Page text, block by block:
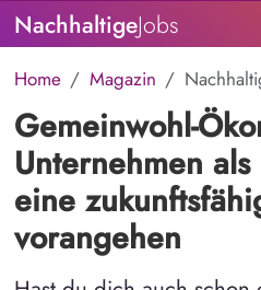
NachhaltigeJobs
Home Magazin
Gemeinwohl-
Unternehmen
eine
vorangehen